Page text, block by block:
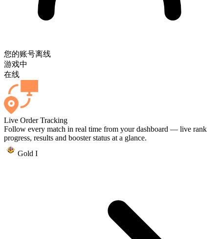
您的账号离线
游戏中
在线
Live Order Tracking
Follow every match in real time from your dashboard — live rank
progress, results and booster status at a glance.
Gold I